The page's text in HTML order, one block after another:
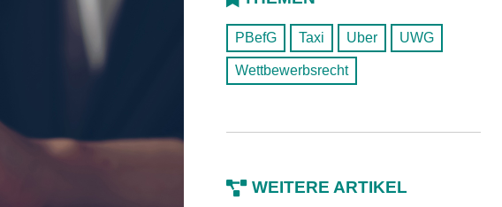
PBefG Taxi Uber UWG
Wettbewerbsrecht
WEITERE ARTIKEL